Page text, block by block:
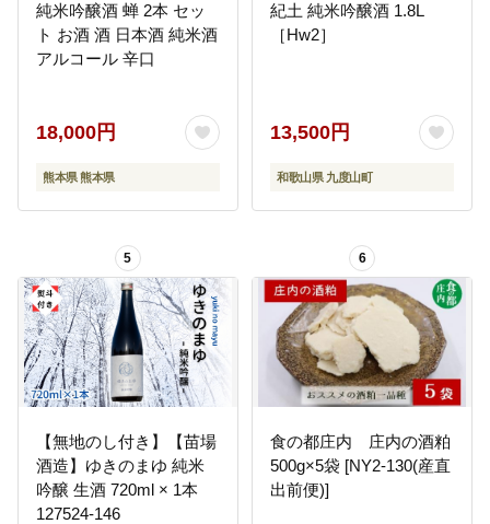
純米吟醸酒 蝉 2本 セッ
ト お酒 酒 日本酒 純米酒
アルコール 辛口
18,000円
熊本県 熊本県
紀土 純米吟醸酒 1.8L
［Hw2］
13,500円
和歌山県 九度山町
5
【無地のし付き】【苗場
酒造】ゆきのまゆ 純米
吟醸 生酒 720ml × 1本
127524-146
6
食の都庄内 庄内の酒粕
500g×5袋 [NY2-130(産直
出前便)]